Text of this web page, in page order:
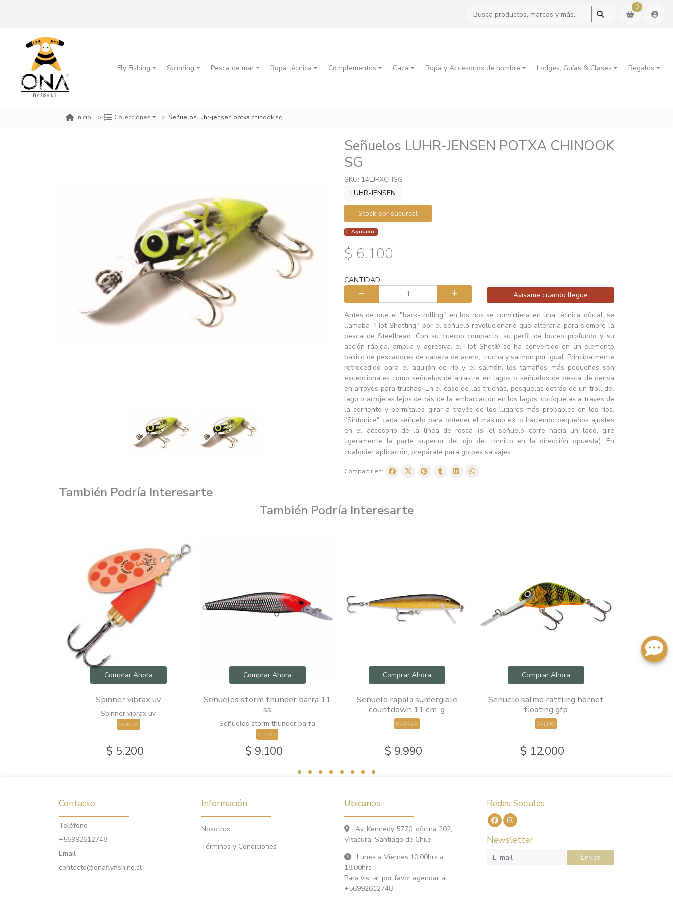
0
Fly Fishing Spinning Pesca de mar Ropa técnica Complementos Caza Ropa y Accesorios de hombre Lodges, Guías & Clases Regalos
Inicio Colecciones Señuelos luhr-jensen potxa chinook sg
Señuelos LUHR-JENSEN POTXA CHINOOK
SG
SKU: 14LJPXCHSG
LUHR-JENSEN
Stock por sucursal
Agotado.
$ 6.100
CANTIDAD
Avísame cuando llegue
Antes de que el "back-trolling" en los ríos se convirtiera en una técnica oficial, se
llamaba "Hot Shotting" por el señuelo revolucionario que alteraría para siempre la
pesca de Steelhead. Con su cuerpo compacto, su perfil de buceo profundo y su
acción rápida, amplia y agresiva, el Hot Shot® se ha convertido en un elemento
básico de pescadores de cabeza de acero, trucha y salmón por igual. Principalmente
retrocedido para el aguijón de río y el salmón, los tamaños más pequeños son
excepcionales como señuelos de arrastre en lagos o señuelos de pesca de deriva
en arroyos para truchas. En el caso de las truchas, pesquelas detrás de un troll del
lago o arrójelas lejos detrás de la embarcación en los lagos, colóquelas a través de
la corriente y permítales girar a través de los lugares más probables en los ríos.
"Sintonice" cada señuelo para obtener el máximo éxito haciendo pequeños ajustes
en el accesorio de la línea de rosca (si el señuelo corre hacia un lado, gire
ligeramente la parte superior del ojo del tornillo en la dirección opuesta). En
cualquier aplicación, prepárate para golpes salvajes.
Compartir en:
También Podría Interesarte
También Podría Interesarte
Comprar Ahora
Spinner vibrax uv
Spinner vibrax uv
VIBRAX
$ 5.200
Comprar Ahora
Señuelos storm thunder barra 11
ss
Señuelos storm thunder barra
STORM
$ 9.100
Comprar Ahora
Señuelo rapala sumergible
countdown 11 cm. g
RAPALA
$ 9.990
Comprar Ahora
Señuelo salmo rattling hornet
floating gfp
SALMO
$ 12.000
Contacto
Teléfono
+56992612748
Email
contacto@onaflyfishing.cl
Información
Nosotros
Términos y Condiciones
Ubicanos
Av. Kennedy 5770, oficina 202,
Vitacura, Santiago de Chile
Lunes a Viernes 10:00hrs a
18:00hrs
Para visitar por favor agendar al:
+56992612748
Redes Sociales
Newsletter
Enviar